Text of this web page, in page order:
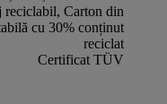
reciclabil, Carton din
cu 30% conținut
reciclat
Certificat TÜV